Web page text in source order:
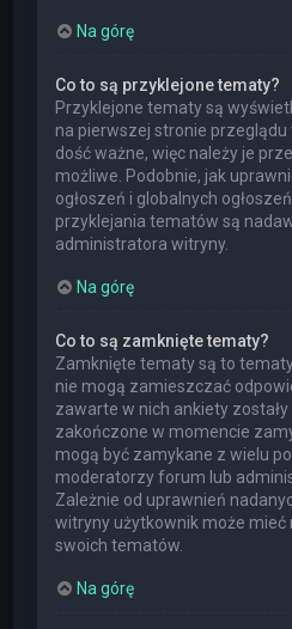
Na górę
Co to są przyklejone tematy?
Przyklejone tematy są
na pierwszej stronie
dość ważne, więc należy je
możliwe. Podobnie, jak
ogłoszeń i globalnych
przyklejania tematów są
administratora witryny.
Na górę
Co to są zamknięte tematy?
Zamknięte tematy są to
nie mogą zamieszczać
zawarte w nich ankiety
zakończone w momencie
mogą być zamykane z wielu
moderatorzy forum lub
Zależnie od uprawnień
witryny użytkownik może
swoich tematów.
Na górę